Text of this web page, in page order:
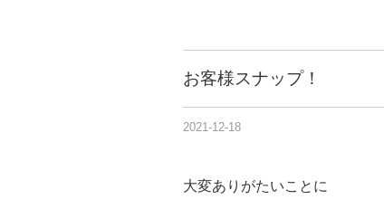
ッ
お客様スナップ！
2021-12-18
大変ありがたいことに